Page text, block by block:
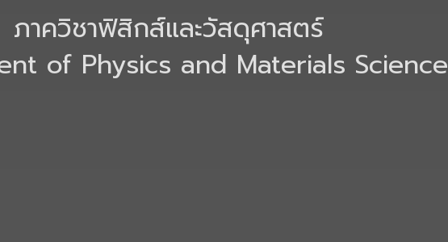
ภาควิชาฟิสิกส์และวัสดุศาสตร์
of Physics and Materials Science